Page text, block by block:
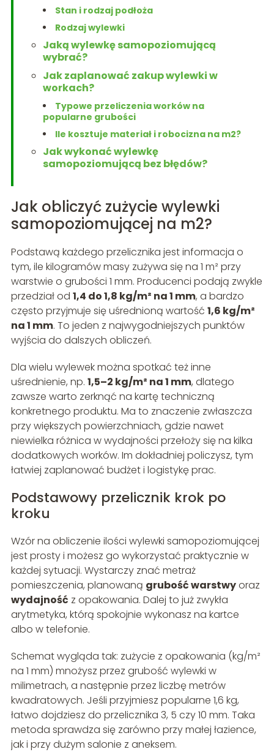
Stan i rodzaj podłoża
Rodzaj wylewki
Jaką wylewkę samopoziomującą
wybrać?
Jak zaplanować zakup wylewki w
workach?
Typowe przeliczenia worków na
popularne grubości
Ile kosztuje materiał i robocizna na m2?
Jak wykonać wylewkę
samopoziomującą bez błędów?
Jak obliczyć zużycie wylewki
samopoziomującej na m2?
Podstawą każdego przelicznika jest informacja o
tym, ile kilogramów masy zużywa się na 1 m² przy
warstwie o grubości 1 mm. Producenci podają zwykle
przedział od 1,4 do 1,8 kg/m² na 1 mm, a bardzo
często przyjmuje się uśrednioną wartość 1,6 kg/m²
na 1 mm. To jeden z najwygodniejszych punktów
wyjścia do dalszych obliczeń.
Dla wielu wylewek można spotkać też inne
uśrednienie, np. 1,5–2 kg/m² na 1 mm, dlatego
zawsze warto zerknąć na kartę techniczną
konkretnego produktu. Ma to znaczenie zwłaszcza
przy większych powierzchniach, gdzie nawet
niewielka różnica w wydajności przełoży się na kilka
dodatkowych worków. Im dokładniej policzysz, tym
łatwiej zaplanować budżet i logistykę prac.
Podstawowy przelicznik krok po
kroku
Wzór na obliczenie ilości wylewki samopoziomującej
jest prosty i możesz go wykorzystać praktycznie w
każdej sytuacji. Wystarczy znać metraż
pomieszczenia, planowaną grubość warstwyoraz
wydajność z opakowania. Dalej to już zwykła
arytmetyka, którą spokojnie wykonasz na kartce
albo w telefonie.
Schemat wygląda tak: zużycie z opakowania (kg/m²
na 1 mm) mnożysz przez grubość wylewki w
milimetrach, a następnie przez liczbę metrów
kwadratowych. Jeśli przyjmiesz popularne 1,6 kg,
łatwo dojdziesz do przelicznika 3, 5 czy 10 mm. Taka
metoda sprawdza się zarówno przy małej łazience,
jak i przy dużym salonie z aneksem.